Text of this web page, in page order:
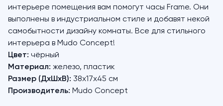
интерьере помещения вам помогут часы Frame. Они
выполнены в индустриальном стиле и добавят некой
самобытности дизайну комнаты. Все для стильного
интерьера в Mudo Concept!
Цвет: чёрный
Материал: железо, пластик
Размер (ДхШхВ): 38х17х45 см
Производитель: Mudo Concept